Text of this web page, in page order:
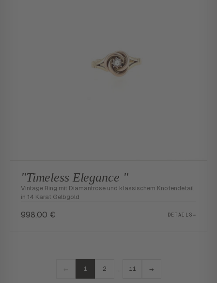
"Timeless Elegance "
Vintage Ring mit Diamantrose und klassischem Knotendetail
in 14 Karat Gelbgold
998,00 € DETAILS→
1 2 … 11 →